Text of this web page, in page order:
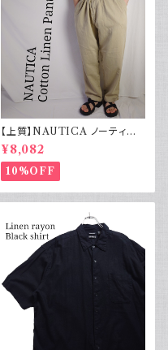
【上質】NAUTICA ノーティカ
コットンリネンパンツ ツータック
¥8,082
10%OFF